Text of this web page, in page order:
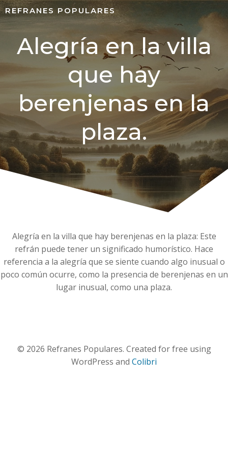
REFRANES POPULARES
Alegría en la villa
que hay
berenjenas en la
plaza.
Alegría en la villa que hay berenjenas en la plaza: Este
refrán puede tener un significado humorístico. Hace
referencia a la alegría que se siente cuando algo inusual o
poco común ocurre, como la presencia de berenjenas en un
lugar inusual, como una plaza.
© 2026 Refranes Populares. Created for free using
WordPress and Colibri